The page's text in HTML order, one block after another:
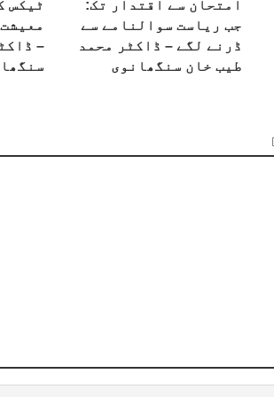
امتحان سے اقتدار تک:
جب ریاست سوالنامے سے
ڈرنے لگے – ڈاکٹر محمد
طیب خان سنگھانوی
ٹیکس
–